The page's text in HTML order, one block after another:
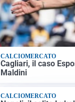
CALCIOMERCATO
Cagliari, il caso
Maldini
CALCIOMERCATO